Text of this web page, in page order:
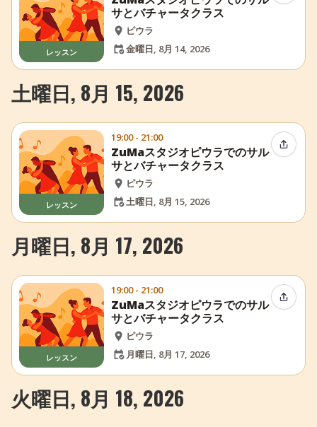
レッスン
サとバチャータクラス
ピウラ
金曜日, 8月 14, 2026
土曜日, 8月 15, 2026
レッスン
19:00 - 21:00
ZuMaスタジオピウラでのサル
サとバチャータクラス
ピウラ
土曜日, 8月 15, 2026
イベン
月曜日, 8月 17, 2026
レッスン
19:00 - 21:00
ZuMaスタジオピウラでのサル
サとバチャータクラス
ピウラ
月曜日, 8月 17, 2026
イベン
火曜日, 8月 18, 2026